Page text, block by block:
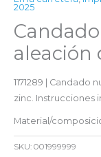
2025
aleación
1171289 |
zinc. Instrucciones
Material/
SKU: 001999999